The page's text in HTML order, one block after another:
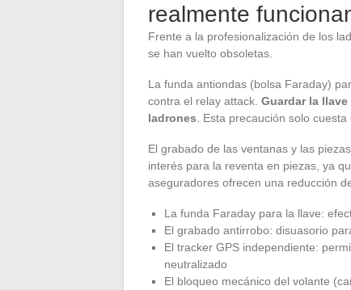
realmente
Frente a la profesionalización de los
se han vuelto obsoletas.
La funda antiondas (bolsa Faraday)
contra el relay attack. Guardar la
ladrones . Esta precaución solo
El grabado de las ventanas y las
interés para la reventa en piezas, ya
aseguradores ofrecen una reducción
La funda Faraday para la llave:
El grabado antirrobo: disuasorio
El tracker GPS independiente:
neutralizado
El bloqueo mecánico del volante